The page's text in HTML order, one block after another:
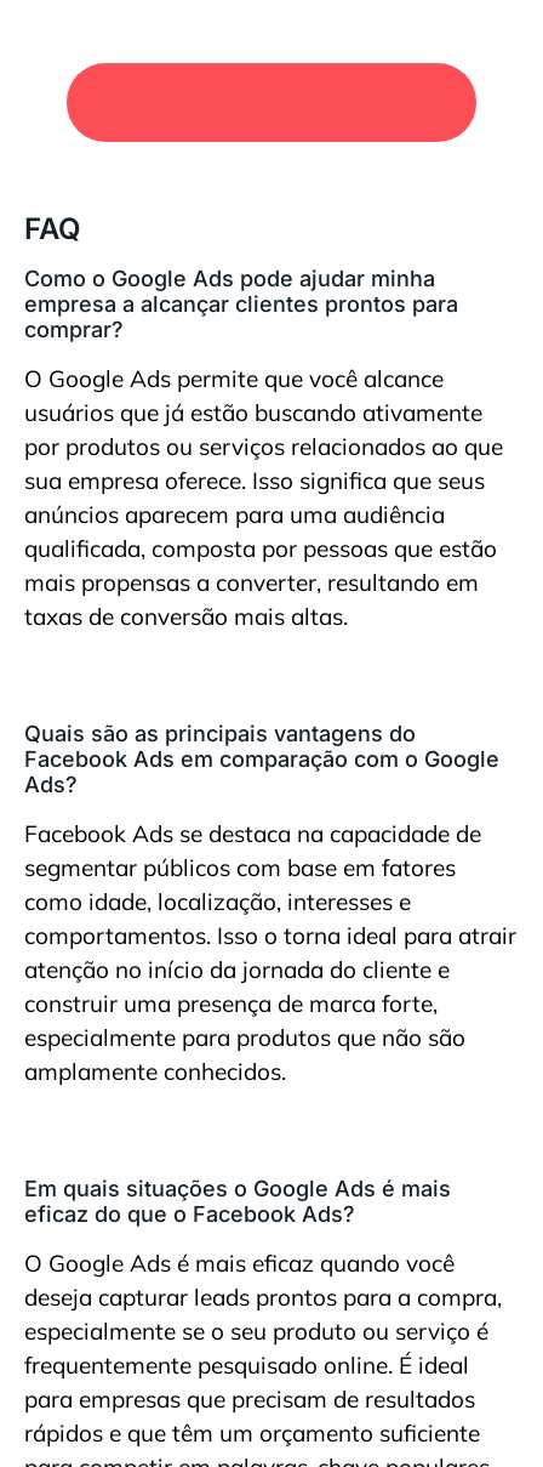
FAQ
Como o Google Ads pode ajudar minha
empresa a alcançar clientes prontos para
comprar?
O Google Ads permite que você alcance
usuários que já estão buscando ativamente
por produtos ou serviços relacionados ao que
sua empresa oferece. Isso significa que seus
anúncios aparecem para uma audiência
qualificada, composta por pessoas que estão
mais propensas a converter, resultando em
taxas de conversão mais altas.
Quais são as principais vantagens do
Facebook Ads em comparação com o Google
Ads?
Facebook Ads se destaca na capacidade de
segmentar públicos com base em fatores
como idade, localização, interesses e
comportamentos. Isso o torna ideal para atrair
atenção no início da jornada do cliente e
construir uma presença de marca forte,
especialmente para produtos que não são
amplamente conhecidos.
Em quais situações o Google Ads é mais
eficaz do que o Facebook Ads?
O Google Ads é mais eficaz quando você
deseja capturar leads prontos para a compra,
especialmente se o seu produto ou serviço é
frequentemente pesquisado online. É ideal
para empresas que precisam de resultados
rápidos e que têm um orçamento suficiente